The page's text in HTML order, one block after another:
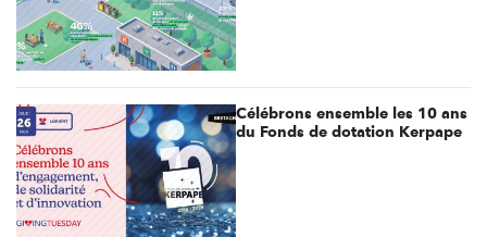
Célébrons ensemble les 10 ans
du Fonds de dotation Kerpape